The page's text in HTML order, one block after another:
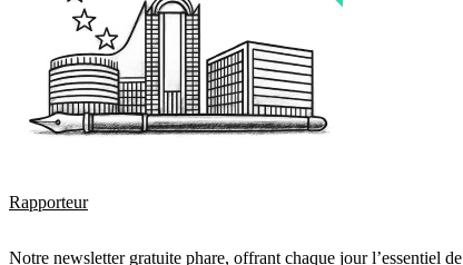
Rapporteur
Notre newsletter gratuite phare, offrant chaque jour l’essentiel